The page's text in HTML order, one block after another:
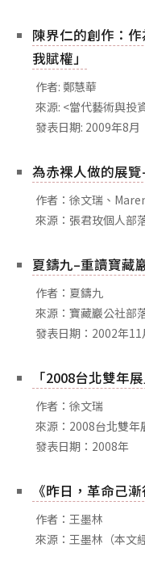
陳界仁的創作：
我賦權」
作者: 鄭慧華
來源: <當代藝術與投
發表日期: 2009年8月
為赤裸人做的展
作者：徐文瑞、
來源：張君玫個人部
夏鑄九–重讀寶藏
作者：夏鑄九
來源：寶藏巖公社部
發表日期：2002年11
「2008台北雙年
作者：徐文瑞
來源：2008台北雙年
發表日期：2008年
《昨日，革命己
作者：王墨林
來源：王墨林（本文